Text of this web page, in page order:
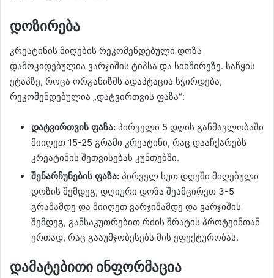
დოზირება
კრეატინის მიღების რეკომენდებული დოზა
დამოკიდებულია ვარჯიშის ტიპსა და სიხშირეზე. საწყის
ეტაპზე, როცა ორგანიზმს ადაპტაცია სჭირდება,
რეკომენდებულია „დატვირთვის ფაზა“:
დატვირთვის ფაზა: პირველი 5 დღის განმავლობაში
მიიღეთ 15-25 გრამი კრეატინი, რაც დააჩქარებს
კრეატინის შეთვისებას კუნთებში.
შენარჩუნების ფაზა: პირველ ხუთ დღეში მიღებული
დოზის შემდეგ, დღიური დოზა შეამცირეთ 3-5
გრამამდე და მიიღეთ ვარჯიშამდე და ვარჯიშის
შემდეგ, განსაკუთრებით რძის შრატის პროტეინთან
ერთად, რაც გააუმჯობესებს მის ეფექტურობას.
დამატებითი ინფორმაცია